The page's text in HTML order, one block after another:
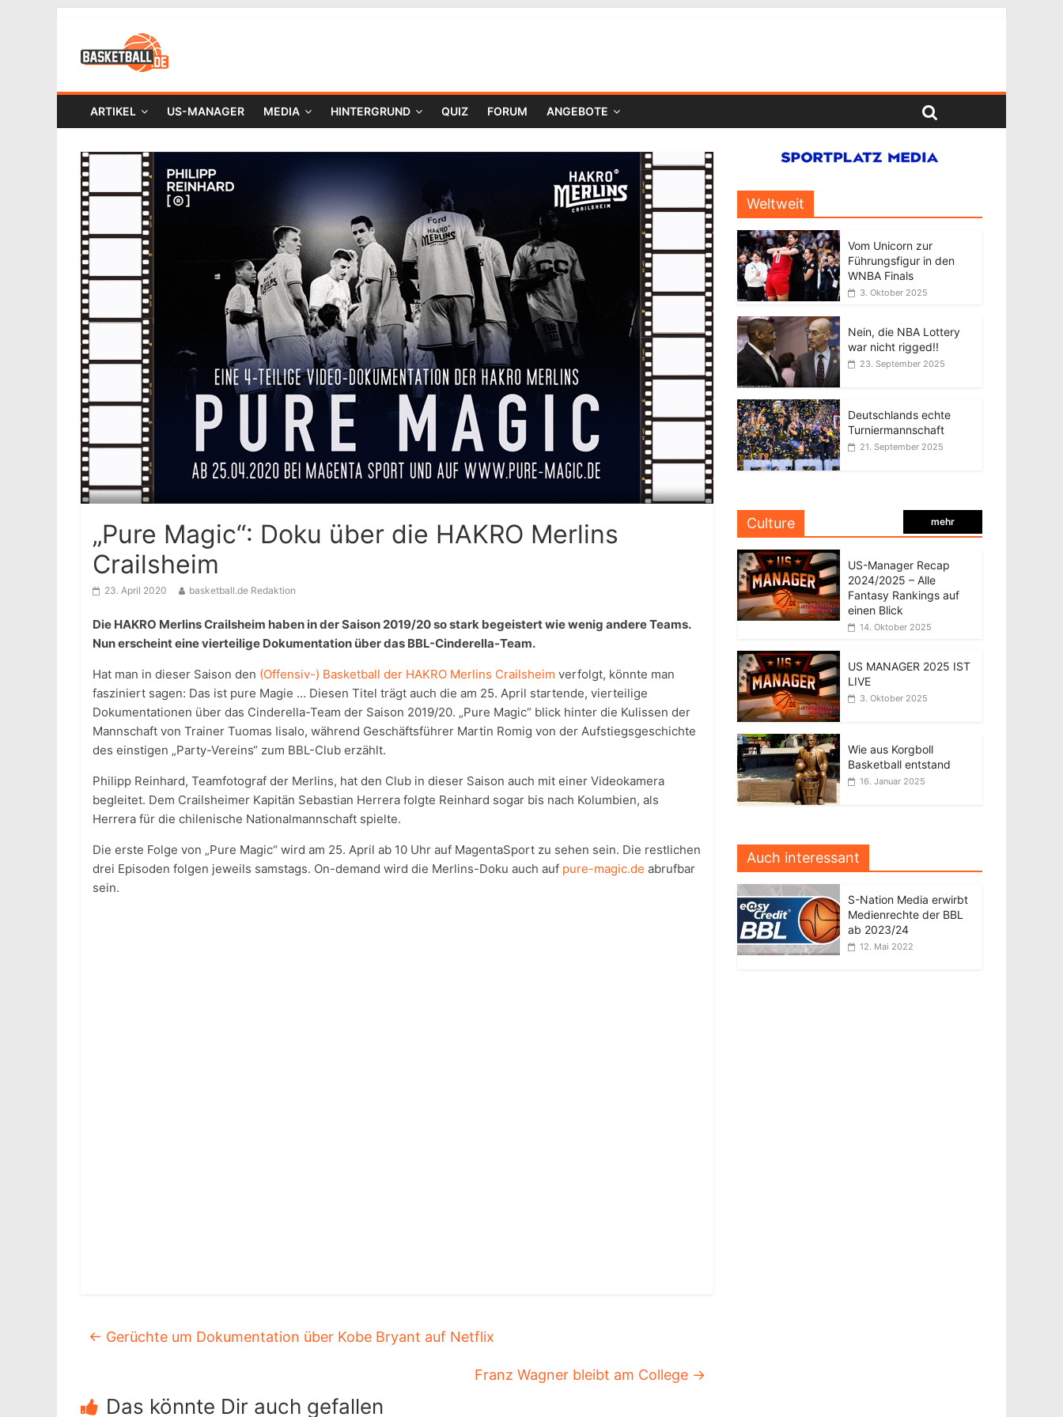
ARTIKEL US-MANAGER MEDIA HINTERGRUND QUIZ FORUM ANGEBOTE
„Pure Magic“: Doku über die HAKRO Merlins
Crailsheim
23. April 2020 basketball.de Redaktion
Die HAKRO Merlins Crailsheim haben in der Saison 2019/20 so stark begeistert wie wenig andere Teams.
Nun erscheint eine vierteilige Dokumentation über das BBL-Cinderella-Team.
Hat man in dieser Saison den (Offensiv-) Basketball der HAKRO Merlins Crailsheim verfolgt, könnte man
fasziniert sagen: Das ist pure Magie … Diesen Titel trägt auch die am 25. April startende, vierteilige
Dokumentationen über das Cinderella-Team der Saison 2019/20. „Pure Magic“ blick hinter die Kulissen der
Mannschaft von Trainer Tuomas Iisalo, während Geschäftsführer Martin Romig von der Aufstiegsgeschichte
des einstigen „Party-Vereins“ zum BBL-Club erzählt.
Philipp Reinhard, Teamfotograf der Merlins, hat den Club in dieser Saison auch mit einer Videokamera
begleitet. Dem Crailsheimer Kapitän Sebastian Herrera folgte Reinhard sogar bis nach Kolumbien, als
Herrera für die chilenische Nationalmannschaft spielte.
Die erste Folge von „Pure Magic“ wird am 25. April ab 10 Uhr auf MagentaSport zu sehen sein. Die restlichen
drei Episoden folgen jeweils samstags. On-demand wird die Merlins-Doku auch auf pure-magic.de abrufbar
sein.
← Gerüchte um Dokumentation über Kobe Bryant auf Netflix
Franz Wagner bleibt am College →
Das könnte Dir auch gefallen
Weltweit
Vom Unicorn zur
Führungsfigur in den
WNBA Finals
3. Oktober 2025
Nein, die NBA Lottery
war nicht rigged!!
23. September 2025
Deutschlands echte
Turniermannschaft
21. September 2025
Culture mehr
US-Manager Recap
2024/2025 – Alle
Fantasy Rankings auf
einen Blick
14. Oktober 2025
US MANAGER 2025 IST
LIVE
3. Oktober 2025
Wie aus Korgboll
Basketball entstand
16. Januar 2025
Auch interessant
S-Nation Media erwirbt
Medienrechte der BBL
ab 2023/24
12. Mai 2022